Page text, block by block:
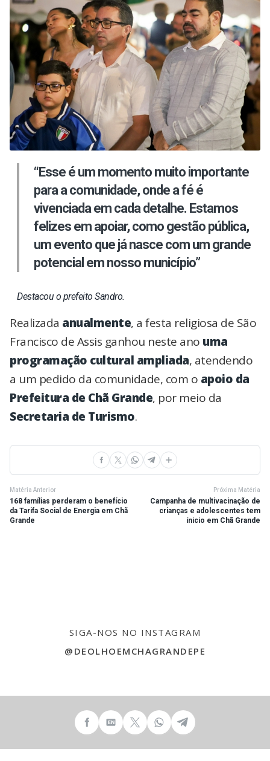
“Esse é um momento muito importante
para a comunidade, onde a fé é
vivenciada em cada detalhe. Estamos
felizes em apoiar, como gestão pública,
um evento que já nasce com um grande
potencial em nosso município”
Destacou o prefeito Sandro.
Realizada anualmente, a festa religiosa de São
Francisco de Assis ganhou neste ano uma
programação cultural ampliada, atendendo
a um pedido da comunidade, com o apoio da
Prefeitura de Chã Grande, por meio da
Secretaria de Turismo.
Matéria Anterior
168 famílias perderam o benefício
da Tarifa Social de Energia em Chã
Grande
Próxima Matéria
Campanha de multivacinação de
crianças e adolescentes tem
ínicio em Chã Grande
SIGA-NOS NO INSTAGRAM
@DEOLHOEMCHAGRANDEPE